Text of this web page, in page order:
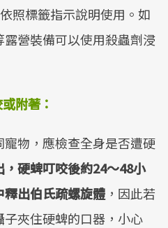
照標籤指示說明使用。如
營裝備可以使用殺蟲劑浸
附著：
物，應檢查全身是否遭硬
，硬蜱叮咬後約24～48小
出伯氏疏螺旋體 ，因此若
夾住硬蜱的口器，小心